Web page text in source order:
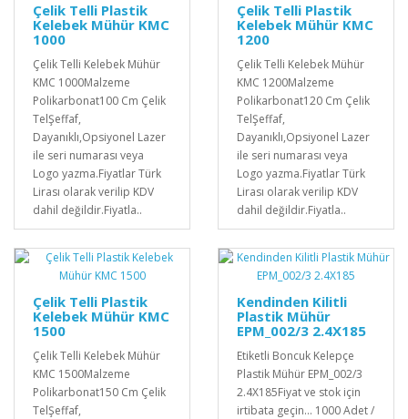
Çelik Telli Plastik
Kelebek Mühür KMC
1000
Çelik Telli Kelebek Mühür
KMC 1000Malzeme
Polikarbonat100 Cm Çelik
TelŞeffaf,
Dayanıklı,Opsiyonel Lazer
ile seri numarası veya
Logo yazma.Fiyatlar Türk
Lirası olarak verilip KDV
dahil değildir.Fiyatla..
Çelik Telli Plastik
Kelebek Mühür KMC
1200
Çelik Telli Kelebek Mühür
KMC 1200Malzeme
Polikarbonat120 Cm Çelik
TelŞeffaf,
Dayanıklı,Opsiyonel Lazer
ile seri numarası veya
Logo yazma.Fiyatlar Türk
Lirası olarak verilip KDV
dahil değildir.Fiyatla..
Çelik Telli Plastik
Kelebek Mühür KMC
1500
Çelik Telli Kelebek Mühür
KMC 1500Malzeme
Polikarbonat150 Cm Çelik
TelŞeffaf,
Kendinden Kilitli
Plastik Mühür
EPM_002/3 2.4X185
Etiketli Boncuk Kelepçe
Plastik Mühür EPM_002/3
2.4X185Fiyat ve stok için
irtibata geçin... 1000 Adet /